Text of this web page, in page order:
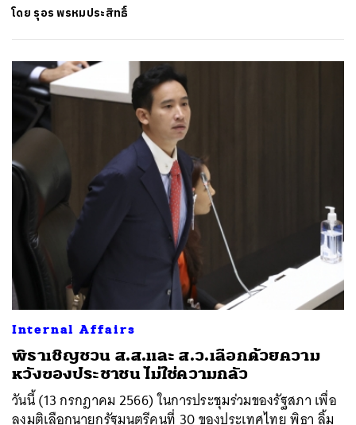
โดย รุอร พรหมประสิทธิ์
Internal Affairs
พิธาเชิญชวน ส.ส.และ ส.ว.เลือกด้วยความ
หวังของประชาชน ไม่ใช่ความกลัว
วันนี้ (13 กรกฎาคม 2566) ในการประชุมร่วมของรัฐสภา เพื่อ
ลงมติเลือกนายกรัฐมนตรีคนที่ 30 ของประเทศไทย พิธา ลิ้ม
ค้นหา
SHARE TWEET LINE EMAIL